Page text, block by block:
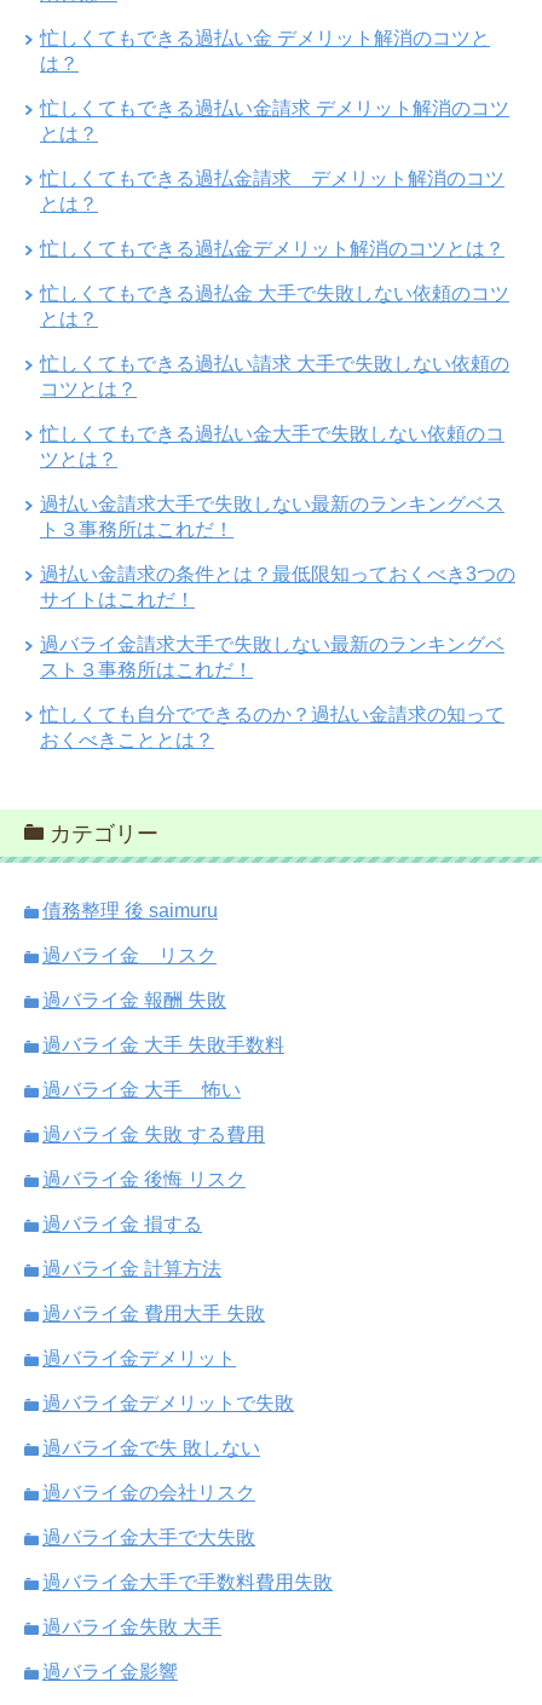
忙しくてもできる過払い金 デメリット解消のコツと
は？
忙しくてもできる過払い金請求 デメリット解消のコツ
とは？
忙しくてもできる過払金請求 デメリット解消のコツ
とは？
忙しくてもできる過払金デメリット解消のコツとは？
忙しくてもできる過払金 大手で失敗しない依頼のコツ
とは？
忙しくてもできる過払い請求 大手で失敗しない依頼の
コツとは？
忙しくてもできる過払い金大手で失敗しない依頼のコ
ツとは？
過払い金請求大手で失敗しない最新のランキングベス
ト３事務所はこれだ！
過払い金請求の条件とは？最低限知っておくべき3つの
サイトはこれだ！
過バライ金請求大手で失敗しない最新のランキングベ
スト３事務所はこれだ！
忙しくても自分でできるのか？過払い金請求の知って
おくべきこととは？
カテゴリー
債務整理 後 saimuru
過バライ金 リスク
過バライ金 報酬 失敗
過バライ金 大手 失敗手数料
過バライ金 大手 怖い
過バライ金 失敗 する費用
過バライ金 後悔 リスク
過バライ金 損する
過バライ金 計算方法
過バライ金 費用大手 失敗
過バライ金デメリット
過バライ金デメリットで失敗
過バライ金で失 敗しない
過バライ金の会社リスク
過バライ金大手で大失敗
過バライ金大手で手数料費用失敗
過バライ金失敗 大手
過バライ金影響